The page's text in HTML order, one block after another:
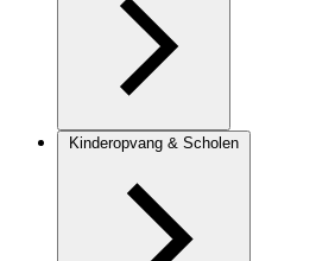
Kinderopvang & Scholen